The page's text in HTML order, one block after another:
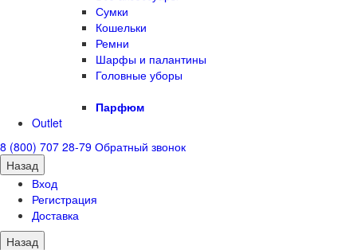
Сумки
Кошельки
Ремни
Шарфы и палантины
Головные уборы
Парфюм
Outlet
8 (800) 707 28-79 Обратный звонок
Назад
Вход
Регистрация
Доставка
Назад